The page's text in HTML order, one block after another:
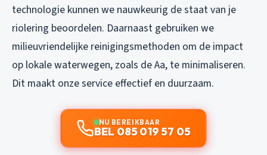
technologie kunnen we nauwkeurig de staat van je
riolering beoordelen. Daarnaast gebruiken we
milieuvriendelijke reinigingsmethoden om de impact
op lokale waterwegen, zoals de Aa, te minimaliseren.
Dit maakt onze service effectief en duurzaam.
NU BEREIKBAAR
BEL 085 019 57 05